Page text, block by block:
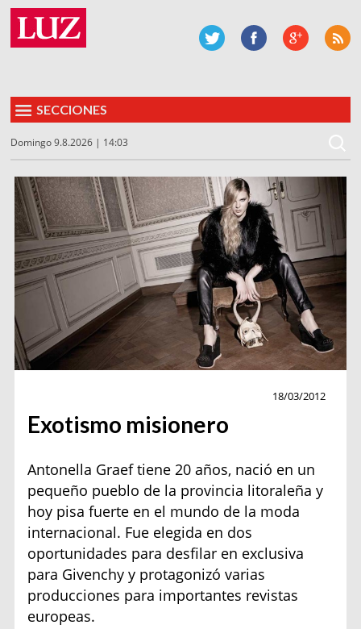
SECCIONES
Domingo 9.8.2026 | 14:03
18/03/2012
Exotismo misionero
Antonella Graef tiene 20 años, nació en un
pequeño pueblo de la provincia litoraleña y
hoy pisa fuerte en el mundo de la moda
internacional. Fue elegida en dos
oportunidades para desfilar en exclusiva
para Givenchy y protagonizó varias
producciones para importantes revistas
europeas.